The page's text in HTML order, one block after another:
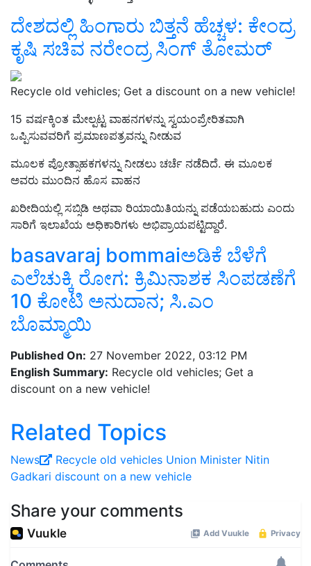
ದೇಶದಲ್ಲಿ ಹಿಂಗಾರು ಬಿತ್ತನೆ ಹೆಚ್ಚಳ: ಕೇಂದ್ರ
ಕೃಷಿ ಸಚಿವ ನರೇಂದ್ರ ಸಿಂಗ್‌ ತೋಮರ್‌
Recycle old vehicles; Get a discount on a new vehicle!
15 ವರ್ಷಕ್ಕಿಂತ ಮೇಲ್ಪಟ್ಟ ವಾಹನಗಳನ್ನು ಸ್ವಯಂಪ್ರೇರಿತವಾಗಿ
ಒಪ್ಪಿಸುವವರಿಗೆ ಪ್ರಮಾಣಪತ್ರವನ್ನು ನೀಡುವ
ಮೂಲಕ ಪ್ರೋತ್ಸಾಹಕಗಳನ್ನು ನೀಡಲು ಚರ್ಚೆ ನಡೆದಿದೆ. ಈ ಮೂಲಕ
ಅವರು ಮುಂದಿನ ಹೊಸ ವಾಹನ
ಖರೀದಿಯಲ್ಲಿ ಸಬ್ಸಿಡಿ ಅಥವಾ ರಿಯಾಯಿತಿಯನ್ನು ಪಡೆಯಬಹುದು ಎಂದು
ಸಾರಿಗೆ ಇಲಾಖೆಯ ಅಧಿಕಾರಿಗಳು ಅಭಿಪ್ರಾಯಪಟ್ಟಿದ್ದಾರೆ.
basavaraj bommaiಅಡಿಕೆ ಬೆಳೆಗೆ
ಎಲೆಚುಕ್ಕಿ ರೋಗ: ಕ್ರಿಮಿನಾಶಕ ಸಿಂಪಡಣೆಗೆ
10 ಕೋಟಿ ಅನುದಾನ; ಸಿ.ಎಂ
ಬೊಮ್ಮಾಯಿ
Published On: 27 November 2022, 03:12 PM
English Summary: Recycle old vehicles; Get a
discount on a new vehicle!
Related Topics
News Recycle old vehicles Union Minister Nitin
Gadkari discount on a new vehicle
Share your comments